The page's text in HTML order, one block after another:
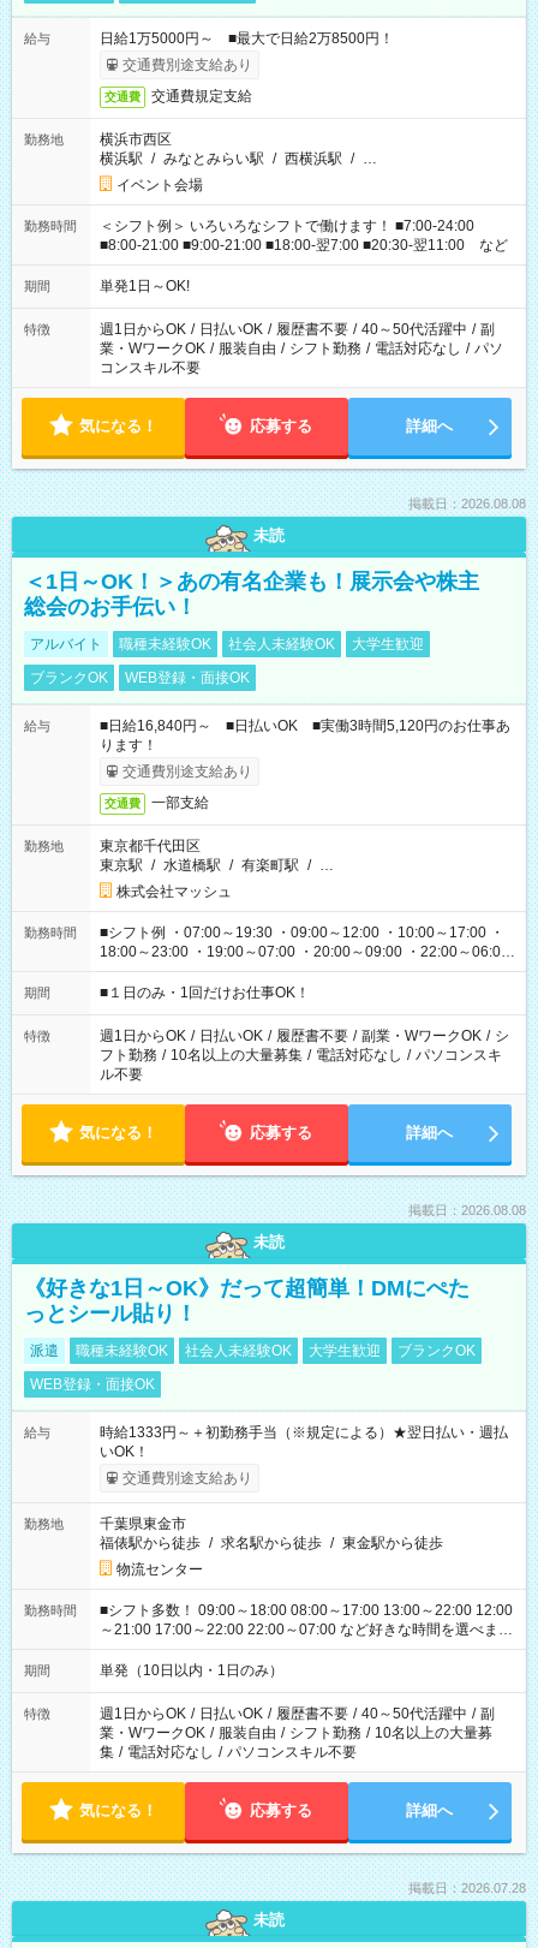
給与
日給1万5000円～ ■最大で日給2万8500円！
交通費別途支給あり
交通費 交通費規定支給
勤務地
横浜市西区
横浜駅 / みなとみらい駅 / 西横浜駅 / …
イベント会場
勤務時間
＜シフト例＞ いろいろなシフトで働けます！ ■7:00-24:00
■8:00-21:00 ■9:00-21:00 ■18:00-翌7:00 ■20:30-翌11:00 など
期間 単発1日～OK!
特徴 週1日からOK / 日払いOK / 履歴書不要 / 40～50代活躍中 / 副
業・WワークOK / 服装自由 / シフト勤務 / 電話対応なし / パソ
コンスキル不要
気になる！ 応募する 詳細へ
掲載日：2026.08.08
未読
＜1日～OK！＞あの有名企業も！展示会や株主
総会のお手伝い！
アルバイト 職種未経験OK 社会人未経験OK
大学生歓迎
ブランクOK
WEB登録・面接OK
給与
■日給16,840円～ ■日払いOK ■実働3時間5,120円のお仕事あ
ります！
交通費別途支給あり
交通費 一部支給
勤務地
東京都千代田区
東京駅 / 水道橋駅 / 有楽町駅 / …
株式会社マッシュ
勤務時間
■シフト例 ・07:00～19:30 ・09:00～12:00 ・10:00～17:00 ・
18:00～23:00 ・19:00～07:00 ・20:00～09:00 ・22:00～06:00
etc ★最短で3時間で5,120円のお仕事から 15時間で2万円近く稼
げるお仕事も！ ご希望のお時間に合わせてご紹介！ ※シフトは
ください！
期間 ■１日のみ・1回だけお仕事OK！
特徴 週1日からOK / 日払いOK / 履歴書不要 / 副業・WワークOK / シ
フト勤務 / 10名以上の大量募集 / 電話対応なし / パソコンスキ
ル不要
気になる！ 応募する 詳細へ
掲載日：2026.08.08
未読
《好きな1日～OK》だって超簡単！DMにぺた
っとシール貼り！
派遣 職種未経験OK 社会人未経験OK 大学生歓迎
ブランクOK
WEB登録・面接OK
給与
時給1333円～＋初勤務手当（※規定による）★翌日払い・週払
いOK！
交通費別途支給あり
勤務地
千葉県東金市
福俵駅から徒歩 / 求名駅から徒歩 / 東金駅から徒歩
物流センター
勤務時間
■シフト多数！ 09:00～18:00 08:00～17:00 13:00～22:00 12:00
～21:00 17:00～22:00 22:00～07:00 など好きな時間を選べま
す！
期間 単発（10日以内・1日のみ）
特徴 週1日からOK / 日払いOK / 履歴書不要 / 40～50代活躍中 / 副
業・WワークOK / 服装自由 / シフト勤務 / 10名以上の大量募
集 / 電話対応なし / パソコンスキル不要
気になる！ 応募する 詳細へ
掲載日：2026.07.28
未読